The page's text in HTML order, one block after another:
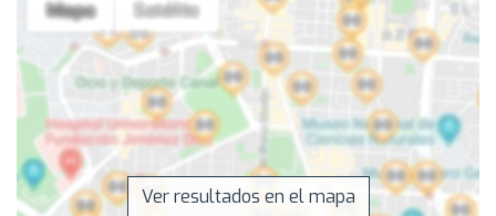
Ver resultados en el mapa